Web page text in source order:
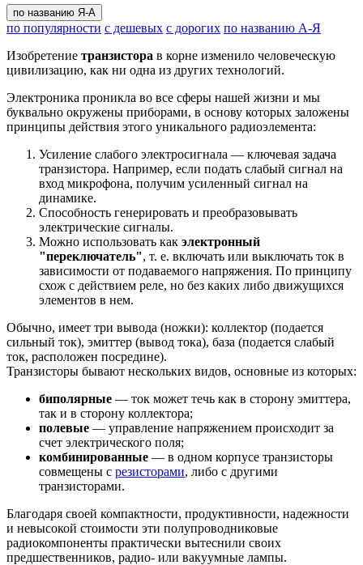
по названию Я-А
по популярности с дешевых с дорогих по названию А-Я
Изобретение транзистора в корне изменило человеческую
цивилизацию, как ни одна из других технологий.
Электроника проникла во все сферы нашей жизни и мы
буквально окружены приборами, в основу которых заложены
принципы действия этого уникального радиоэлемента:
Усиление слабого электросигнала — ключевая задача
транзистора. Например, если подать слабый сигнал на
вход микрофона, получим усиленный сигнал на
динамике.
Способность генерировать и преобразовывать
электрические сигналы.
Можно использовать как электронный
"переключатель", т. е. включать или выключать ток в
зависимости от подаваемого напряжения. По принципу
схож с действием реле, но без каких либо движущихся
элементов в нем.
Обычно, имеет три вывода (ножки): коллектор (подается
сильный ток), эмиттер (вывод тока), база (подается слабый
ток, расположен посредине).
Транзисторы бывают нескольких видов, основные из которых:
биполярные — ток может течь как в сторону эмиттера,
так и в сторону коллектора;
полевые — управление напряжением происходит за
счет электрического поля;
комбинированные — в одном корпусе транзисторы
совмещены с резисторами, либо с другими
транзисторами.
Благодаря своей компактности, продуктивности, надежности
и невысокой стоимости эти полупроводниковые
радиокомпоненты практически вытеснили своих
предшественников, радио- или вакуумные лампы.